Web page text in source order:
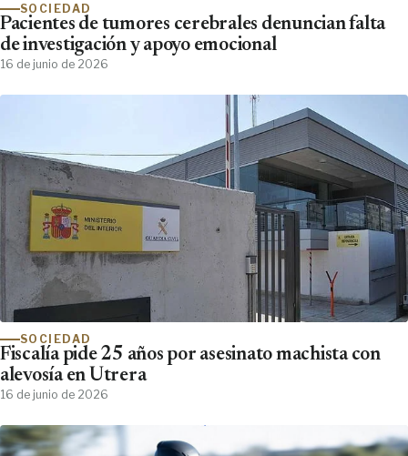
SOCIEDAD
Pacientes de tumores cerebrales denuncian falta
de investigación y apoyo emocional
16 de junio de 2026
SOCIEDAD
Fiscalía pide 25 años por asesinato machista con
alevosía en Utrera
16 de junio de 2026